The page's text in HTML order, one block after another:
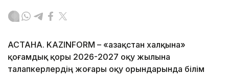
АСТАНА. KAZINFORM – «Қазақстан халқына»
қоғамдық қоры 2026-2027 оқу жылына
талапкерлердің жоғары оқу орындарында білім